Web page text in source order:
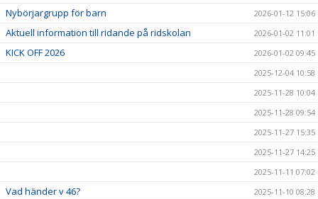
Nybörjargrupp för barn 2026-01-12 15:06
Aktuell information till ridande på ridskolan 2026-01-02 11:01
KICK OFF 2026
2026-01-02 09:45
2025-12-04 10:58
2025-11-28 10:04
2025-11-28 09:54
2025-11-27 15:35
2025-11-27 14:25
2025-11-11 07:02
Vad händer v 46? 2025-11-10 08:28